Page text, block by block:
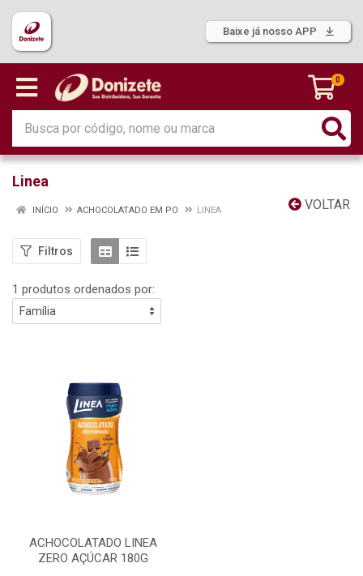
Baixe já nosso APP
0
Linea
VOLTAR
INÍCIO ACHOCOLATADO EM PO LINEA
Filtros
1 produtos ordenados por:
ACHOCOLATADO LINEA
ZERO AÇÚCAR 180G